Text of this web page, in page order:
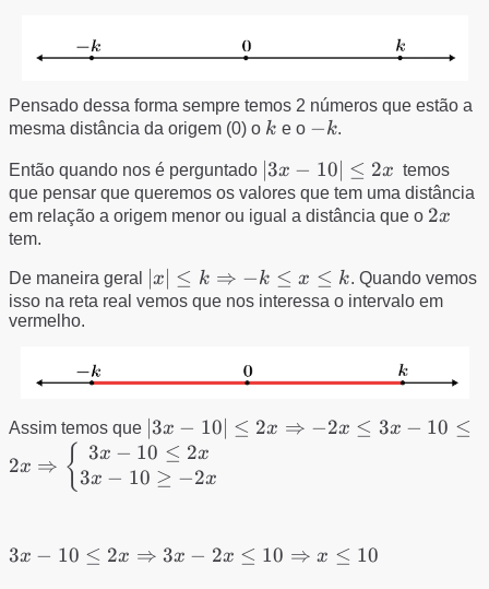
Pensado dessa forma sempre temos 2 números que estão a
mesma distância da origem (0) o k
k e o -
−k.
Então quando nos é perguntado |3x
-10|
≤
∣3x − 10∣ ≤ 2x temos
que pensar que queremos os valores que tem uma distância
em relação a origem menor ou igual a distância que o 2x
2x
tem.
De maneira geral
|x|\leq
k\Rightarrow
x ≤ k ⇒ −k ≤ x ≤ k. Quando vemos
isso na reta real vemos que nos interessa o intervalo em
vermelho.
Assim temos que |3x -10| ≤ 2x
\Rightarrow -2x\leq
3x-10\leq
{\begin{matrix}
∣3x − 10∣ ≤ 2x ⇒ −2x ≤ 3x − 10 ≤
2x ⇒ { 3x − 10 ≤ 2x
3x − 10 ≥ −2x
3x-10 \leq
3x − 10 ≤ 2x ⇒ 3x − 2x ≤ 10 ⇒ x ≤ 10